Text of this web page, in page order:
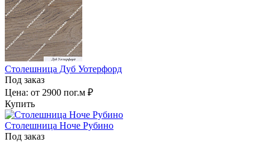
Столешница Дуб Уотерфорд
Под заказ
Цена: от 2900 пог.м ₽
Купить
Столешница Ноче Рубино
Под заказ